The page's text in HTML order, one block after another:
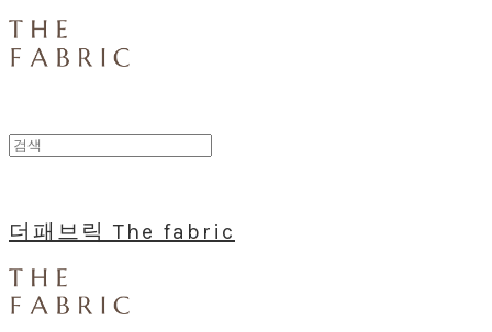
더패브릭 The fabric